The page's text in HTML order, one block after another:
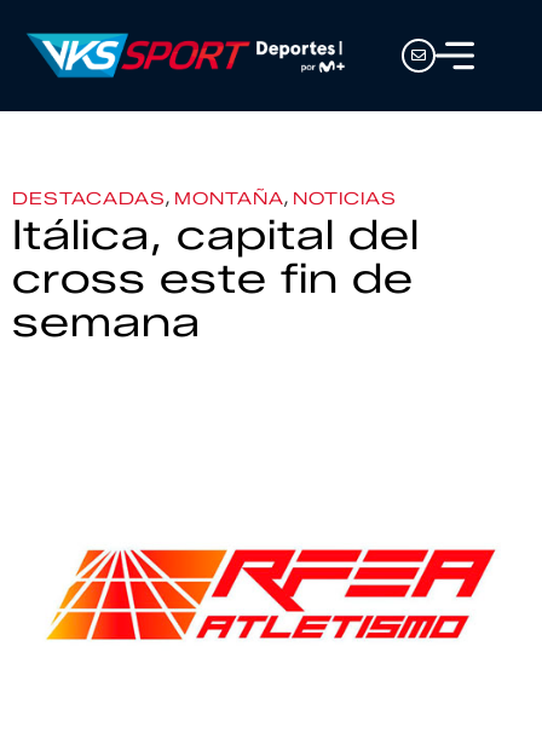
DESTACADAS, MONTAÑA, NOTICIAS
Itálica, capital del
cross este fin de
semana